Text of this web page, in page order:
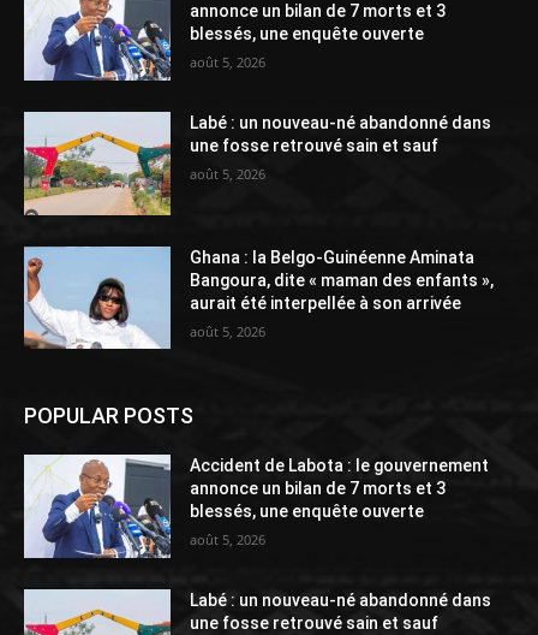
annonce un bilan de 7 morts et 3
blessés, une enquête ouverte
août 5, 2026
Labé : un nouveau-né abandonné dans
une fosse retrouvé sain et sauf
août 5, 2026
Ghana : la Belgo-Guinéenne Aminata
Bangoura, dite « maman des enfants »,
aurait été interpellée à son arrivée
août 5, 2026
POPULAR POSTS
Accident de Labota : le gouvernement
annonce un bilan de 7 morts et 3
blessés, une enquête ouverte
août 5, 2026
Labé : un nouveau-né abandonné dans
une fosse retrouvé sain et sauf